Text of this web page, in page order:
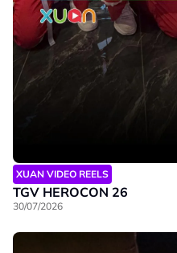
XUAN VIDEO REELS
TGV HEROCON 26
30/07/2026